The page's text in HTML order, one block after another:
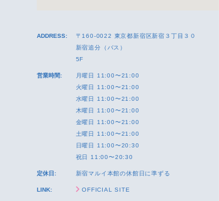
ADDRESS:
〒160-0022 東京都新宿区新宿３丁目３０
新宿追分（バス）
5F
営業時間:
月曜日 11:00〜21:00
火曜日 11:00〜21:00
水曜日 11:00〜21:00
木曜日 11:00〜21:00
金曜日 11:00〜21:00
土曜日 11:00〜21:00
日曜日 11:00〜20:30
祝日 11:00〜20:30
定休日: 新宿マルイ本館の休館日に準ずる
LINK: OFFICIAL SITE